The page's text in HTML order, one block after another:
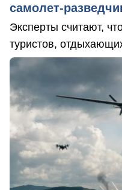
самолет-
Эксперты считают,
туристов,